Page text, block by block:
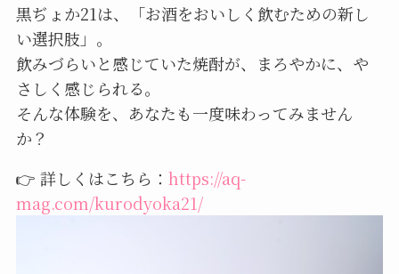
黒ぢょか21は、「お酒をおいしく飲むための新し
い選択肢」。
飲みづらいと感じていた焼酎が、まろやかに、や
さしく感じられる。
そんな体験を、あなたも一度味わってみません
か？
👉 詳しくはこちら： https://aq-
mag.com/kurodyoka21/